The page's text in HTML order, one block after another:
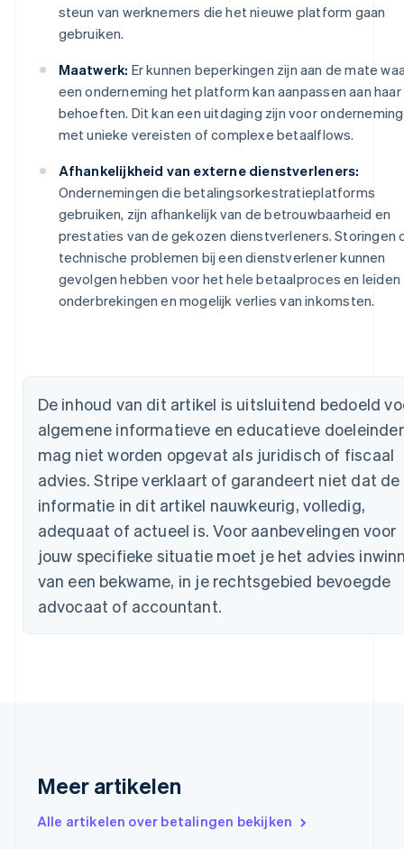
steun van werknemers die het nieuwe platform gaan
gebruiken.
Maatwerk: Er kunnen beperkingen zijn aan de mate
een onderneming het platform kan aanpassen aan haar
behoeften. Dit kan een uitdaging zijn voor
met unieke vereisten of complexe betaalflows.
Afhankelijkheid van externe dienstverleners:
Ondernemingen die betalingsorkestratieplatforms
gebruiken, zijn afhankelijk van de betrouwbaarheid en
prestaties van de gekozen dienstverleners. Storingen
technische problemen bij een dienstverlener kunnen
gevolgen hebben voor het hele betaalproces en
onderbrekingen en mogelijk verlies van inkomsten.
De inhoud van dit artikel is uitsluitend bedoeld
algemene informatieve en educatieve
mag niet worden opgevat als juridisch of fiscaal
advies. Stripe verklaart of garandeert niet dat de
informatie in dit artikel nauwkeurig, volledig,
adequaat of actueel is. Voor aanbevelingen voor
jouw specifieke situatie moet je het advies
van een bekwame, in je rechtsgebied bevoegde
advocaat of accountant.
Meer artikelen
Alle artikelen over betalingen bekijken
Australië
Brazilië
Português
Bulgarije
English
Canada
Cyprus
English
Denemarken
English
Duitsland
DeutschEnglish
English
Finland
Hongarije
Hongkong SAR, China